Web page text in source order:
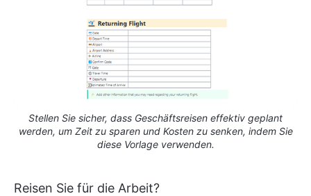
Stellen Sie sicher, dass Geschäftsreisen effektiv geplant
werden, um Zeit zu sparen und Kosten zu senken, indem Sie
diese Vorlage verwenden.
Reisen Sie für die Arbeit?